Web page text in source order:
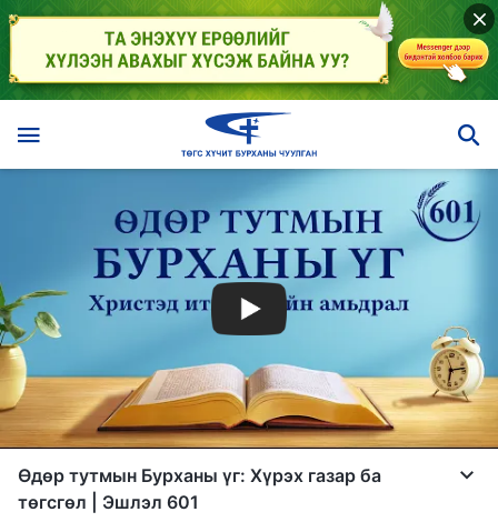
Өдөр тутмын Бурханы үг: Хүрэх газар ба
төгсгөл | Эшлэл 601